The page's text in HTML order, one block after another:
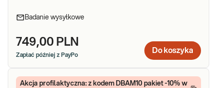
Badanie wysyłkowe
749,00 PLN
Zapłać później z PayPo
Do koszyka
Akcja profilaktyczna: z kodem DBAM10 pakiet -10% w